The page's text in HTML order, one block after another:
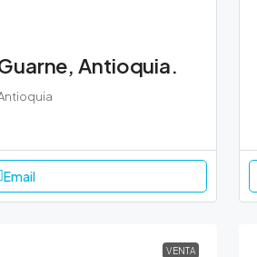
Antioquia.
Email
VENTA